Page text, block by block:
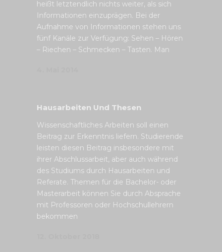
heißt letztendlich nichts weiter, als sich
Informationen einzuprägen. Bei der
Aufnahme von Informationen stehen uns
fünf Kanäle zur Verfügung: Sehen – Hören
– Riechen – Schmecken – Tasten. Man
Hausarbeiten Und Thesen
Wissenschaftliches Arbeiten soll einen
Beitrag zur Erkenntnis liefern. Studierende
leisten diesen Beitrag insbesondere mit
ihrer Abschlussarbeit, aber auch während
des Studiums durch Hausarbeiten und
Referate. Themen für die Bachelor- oder
Masterarbeit können Sie durch Absprache
mit Professoren oder Hochschullehrern
bekommen